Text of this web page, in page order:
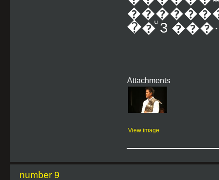
��ͧ 3
Attachments
View image
number 9